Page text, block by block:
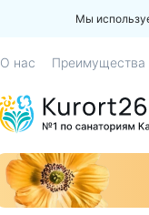
Мы
О нас Преимущества